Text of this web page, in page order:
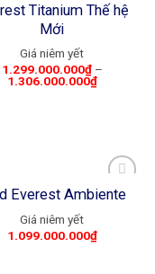
Titanium Thế hệ
Mới
1.299.000.000₫–
1.306.000.000₫
wishlist
Everest Ambiente
1.099.000.000₫